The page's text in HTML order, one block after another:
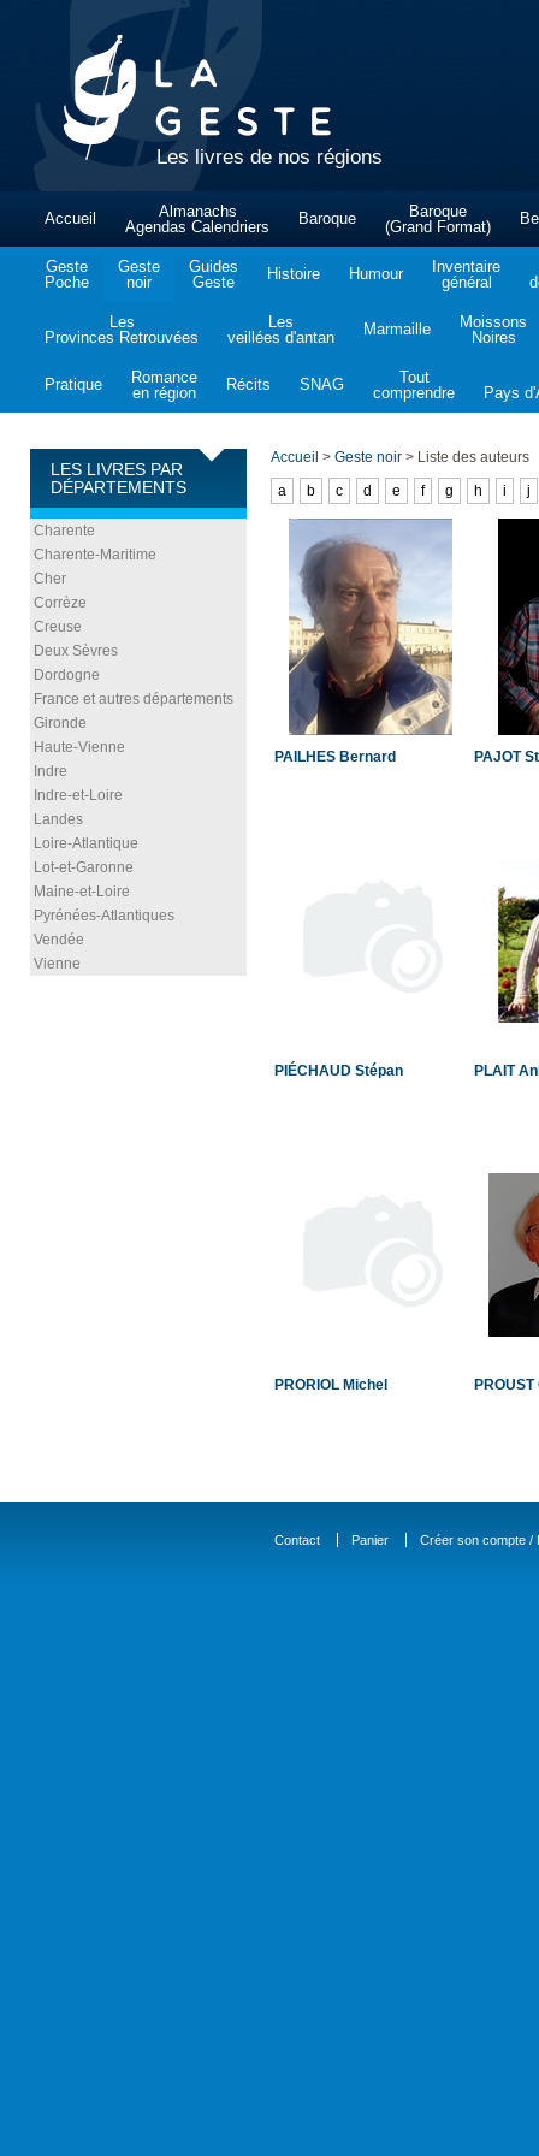
Les livres de nos régions
Accueil
Almanachs
Agendas Calendriers
Baroque
Baroque
(Grand Format)
Geste
Poche
Geste
noir
Guides
Geste
Histoire Humour
Inventaire
général
Les
Provinces Retrouvées
Les
veillées d'antan
Marmaille
Moissons
Noires
Pratique
Romance
en région
Récits SNAG
Tout
comprendre
Pays
LES LIVRES PAR
DÉPARTEMENTS
Charente
Charente-Maritime
Cher
Corrèze
Creuse
Deux Sèvres
Dordogne
France et autres départements
Gironde
Haute-Vienne
Indre
Indre-et-Loire
Landes
Loire-Atlantique
Lot-et-Garonne
Maine-et-Loire
Pyrénées-Atlantiques
Vendée
Vienne
Accueil > Geste noir > Liste des auteurs
a
b c d e f g h i j
PAILHES Bernard PAJOT
PIÉCHAUD Stépan PLAIT
PRORIOL Michel
Contact Panier Créer son compte /